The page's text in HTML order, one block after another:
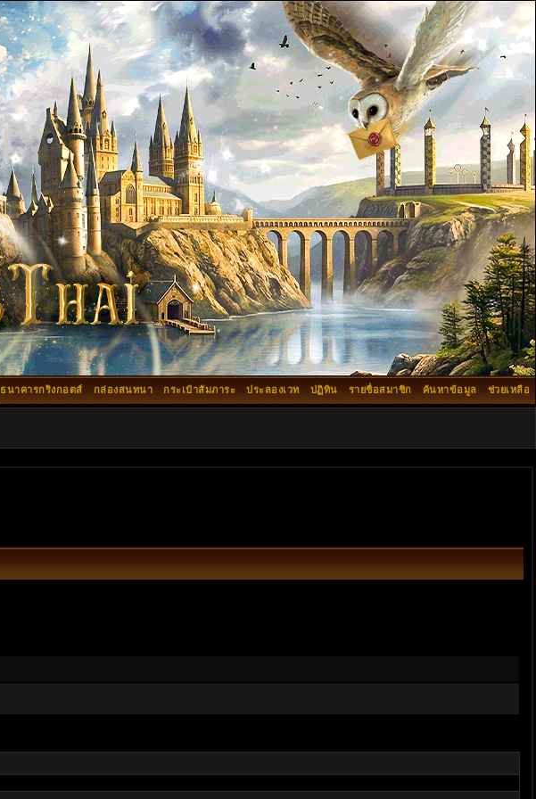
ช่วยเหลือ
ค้นหาข้อมูล
รายชื่อสมาชิก
ปฏิทิน
ประลองเวท
กระเป๋าสัมภาระ
กล่องสนทนา
ธนาคารกริงกอตส์